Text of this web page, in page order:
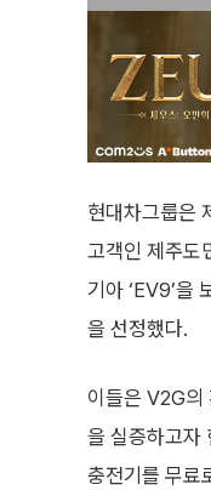
현대차그룹은
고객인 제주도
기아 ‘EV9’을
을 선정했다.
이들은 V2G의
을 실증하고자
충전기를 무료